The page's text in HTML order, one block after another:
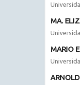
MA.
MARIO